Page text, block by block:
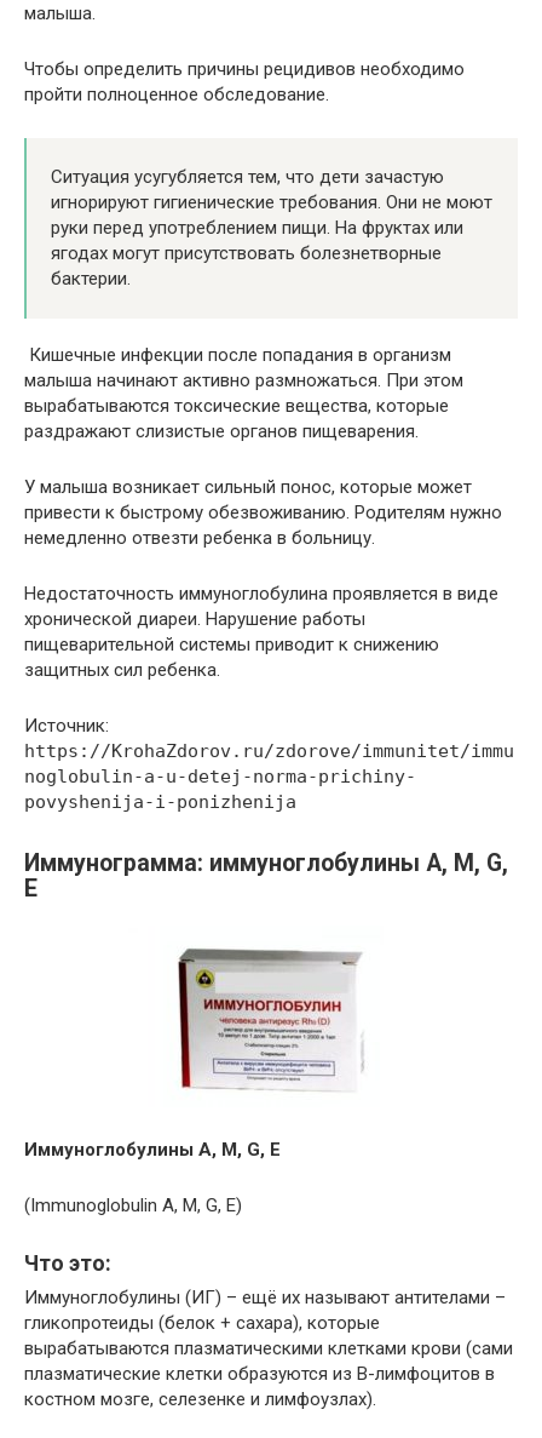
малыша.
Чтобы определить причины рецидивов необходимо
пройти полноценное обследование.
Ситуация усугубляется тем, что дети зачастую
игнорируют гигиенические требования. Они не моют
руки перед употреблением пищи. На фруктах или
ягодах могут присутствовать болезнетворные
бактерии.
Кишечные инфекции после попадания в организм
малыша начинают активно размножаться. При этом
вырабатываются токсические вещества, которые
раздражают слизистые органов пищеварения.
У малыша возникает сильный понос, которые может
привести к быстрому обезвоживанию. Родителям нужно
немедленно отвезти ребенка в больницу.
Недостаточность иммуноглобулина проявляется в виде
хронической диареи. Нарушение работы
пищеварительной системы приводит к снижению
защитных сил ребенка.
Источник:
https://KrohaZdorov.ru/zdorove/immunitet/immu
noglobulin-a-u-detej-norma-prichiny-
povyshenija-i-ponizhenija
Иммунограмма: иммуноглобулины А, М, G,
E
Иммуноглобулины А, М, G, E
(Immunoglobulin A, M, G, E)
Что это:
Иммуноглобулины (ИГ) – ещё их называют антителами –
гликопротеиды (белок + сахара), которые
вырабатываются плазматическими клетками крови (сами
плазматические клетки образуются из В-лимфоцитов в
костном мозге, селезенке и лимфоузлах).